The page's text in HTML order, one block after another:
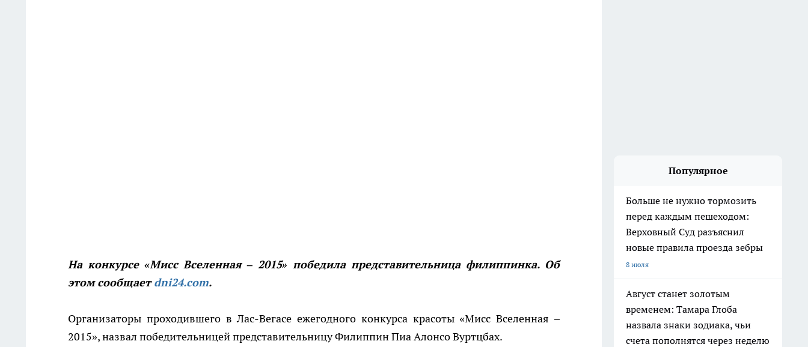
На конкурсе «Мисс Вселенная – 2015» победила представительница филиппинка. Об
этом сообщаетdni24.com.
Организаторы проходившего в Лас-Вегасе ежегодного конкурса красоты «Мисс Вселенная –
2015», назвал победительницей представительницу Филиппин Пиа Алонсо Вуртцбах.
Популярное
Больше не нужно тормозить
перед каждым пешеходом:
Верховный Суд разъяснил
новые правила проезда зебры
8 июля
Август станет золотым
временем: Тамара Глоба
назвала знаки зодиака, чьи
счета пополнятся через неделю